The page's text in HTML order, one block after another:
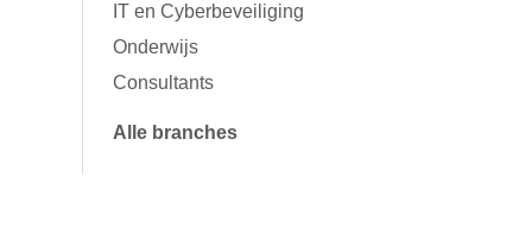
IT en Cyberbeveiliging
Onderwijs
Consultants
Alle branches